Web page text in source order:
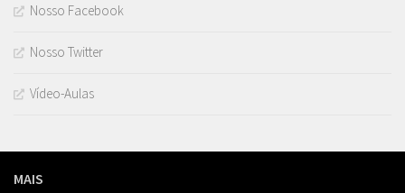
Nosso Facebook
Nosso Twitter
Vídeo-Aulas
MAIS